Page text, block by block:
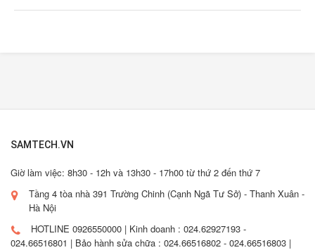
SAMTECH.VN
Giờ làm việc: 8h30 - 12h và 13h30 - 17h00 từ thứ 2 đến thứ 7
Tầng 4 tòa nhà 391 Trường Chinh (Cạnh Ngã Tư Sở) - Thanh Xuân -
Hà Nội
HOTLINE 0926550000 | Kinh doanh : 024.62927193 -
024.66516801 | Bảo hành sửa chữa : 024.66516802 - 024.66516803 |